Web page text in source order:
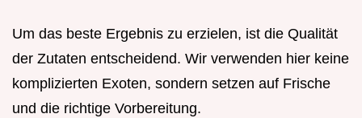
Um das beste Ergebnis zu erzielen, ist die Qualität
der Zutaten entscheidend. Wir verwenden hier keine
komplizierten Exoten, sondern setzen auf Frische
und die richtige Vorbereitung.